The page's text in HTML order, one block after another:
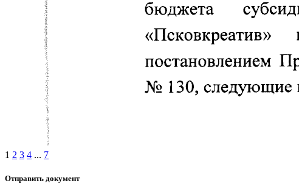
1 2 3 4 ... 7
Отправить документ